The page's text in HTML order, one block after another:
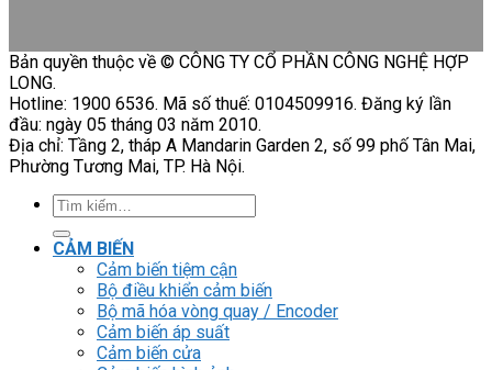
Bản quyền thuộc về © CÔNG TY CỔ PHẦN CÔNG NGHỆ HỢP
LONG.
Hotline: 1900 6536. Mã số thuế: 0104509916. Đăng ký lần
đầu: ngày 05 tháng 03 năm 2010.
Địa chỉ: Tầng 2, tháp A Mandarin Garden 2, số 99 phố Tân Mai,
Phường Tương Mai, TP. Hà Nội.
Tìm
kiếm:
CẢM BIẾN
Cảm biến tiệm cận
Bộ điều khiển cảm biến
Bộ mã hóa vòng quay / Encoder
Cảm biến áp suất
Cảm biến cửa